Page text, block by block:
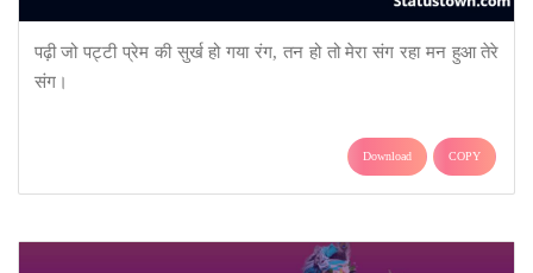
पढ़ी जो पट्टी प्रेम की सुर्ख हो गया रंग, तन हो तो मेरा संग रहा मन हुआ तेरे
संग।
Download COPY